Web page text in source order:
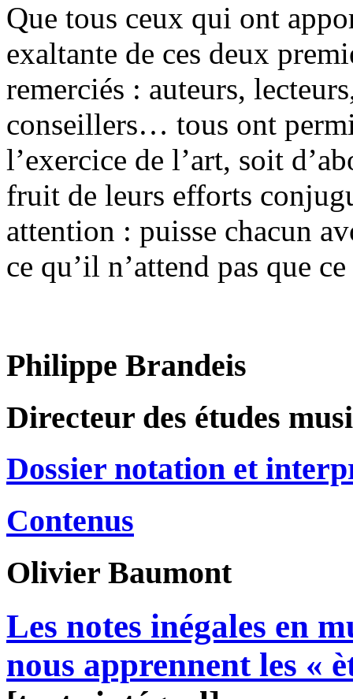
Que tous ceux qui ont
exaltante de ces deux
remerciés : auteurs,
conseillers… tous ont
l’exercice de l’art, soit
fruit de leurs efforts
attention : puisse chacun
ce qu’il n’attend pas que
Philippe Brandeis
Directeur des études
Dossier notation et
Contenus
Olivier Baumont
Les notes inégales en
nous apprennent les «